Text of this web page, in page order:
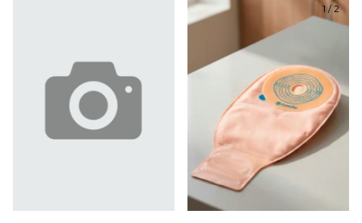
1/2